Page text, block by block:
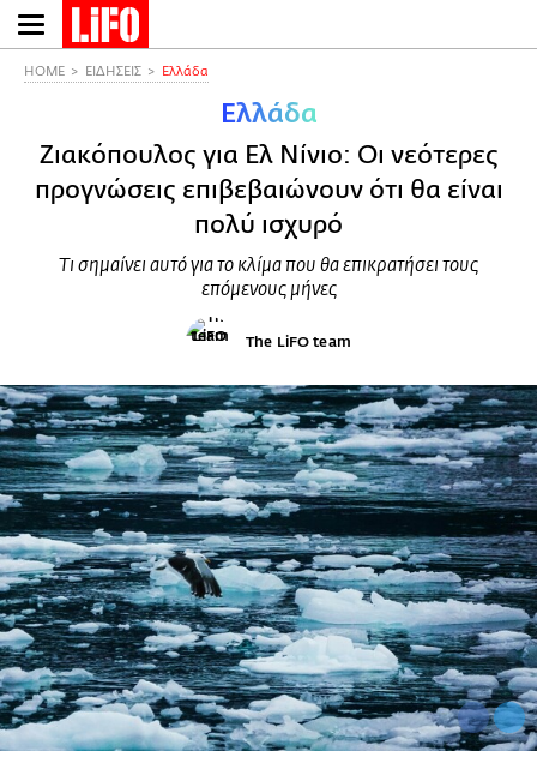
Παράκαμψη
προς
HOME ΕΙΔΗΣΕΙΣ Ελλάδα
Ελλάδα
Ζιακόπουλος για Ελ Νίνιο: Οι νεότερες
προγνώσεις επιβεβαιώνουν ότι θα είναι
πολύ ισχυρό
Τι σημαίνει αυτό για το κλίμα που θα επικρατήσει τους
επόμενους μήνες
The LiFO team